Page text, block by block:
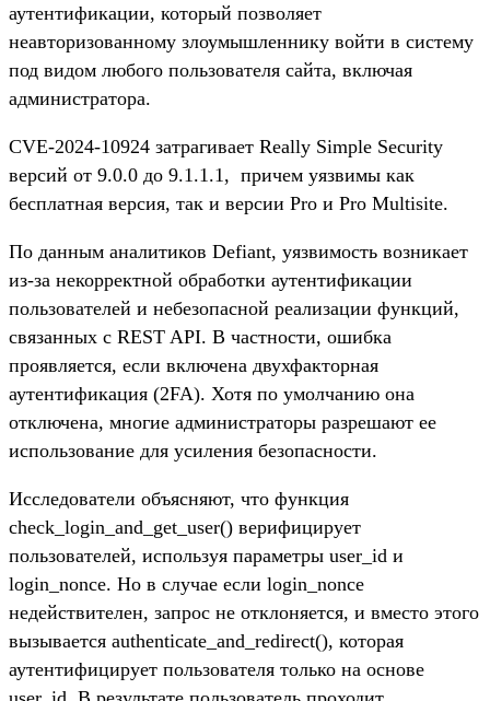
аутентификации, который позволяет
неавторизованному злоумышленнику войти в систему
под видом любого пользователя сайта, включая
администратора.
CVE-2024-10924 затрагивает Really Simple Security
версий от 9.0.0 до 9.1.1.1, причем уязвимы как
бесплатная версия, так и версии Pro и Pro Multisite.
По данным аналитиков Defiant, уязвимость возникает
из-за некорректной обработки аутентификации
пользователей и небезопасной реализации функций,
связанных с REST API. В частности, ошибка
проявляется, если включена двухфакторная
аутентификация (2FA). Хотя по умолчанию она
отключена, многие администраторы разрешают ее
использование для усиления безопасности.
Исследователи объясняют, что функция
check_login_and_get_user() верифицирует
пользователей, используя параметры user_id и
login_nonce. Но в случае если login_nonce
недействителен, запрос не отклоняется, и вместо этого
вызывается authenticate_and_redirect(), которая
аутентифицирует пользователя только на основе